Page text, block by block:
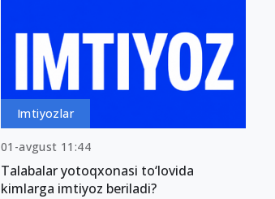
Imtiyozlar
01-avgust 11:44
Talabalar yotoqxonasi to‘lovida
kimlarga imtiyoz beriladi?